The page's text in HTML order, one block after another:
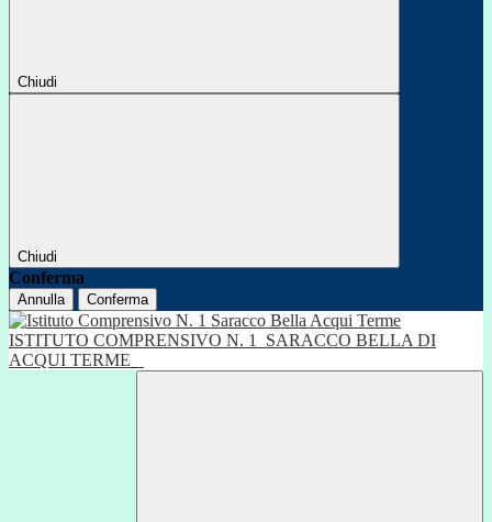
Chiudi
Chiudi
Conferma
Annulla Conferma
ISTITUTO COMPRENSIVO N. 1
SARACCO BELLA DI
ACQUI TERME